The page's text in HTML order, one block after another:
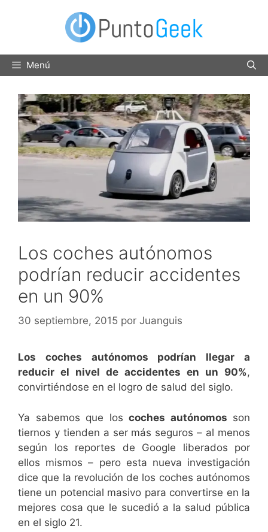
Menú
Los coches autónomos
podrían reducir accidentes
en un 90%
30 septiembre, 2015 por Juanguis
Los coches autónomos podrían llegar a
reducir el nivel de accidentes en un 90%,
convirtiéndose en el logro de salud del siglo.
Ya sabemos que los coches autónomos son
tiernos y tienden a ser más seguros – al menos
según los reportes de Google liberados por
ellos mismos – pero esta nueva investigación
dice que la revolución de los coches autónomos
tiene un potencial masivo para convertirse en la
mejores cosa que le sucedió a la salud pública
en el siglo 21.